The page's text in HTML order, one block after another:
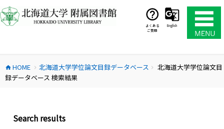
ン
テ
ス
キ
よくある
ご質問
English
home HOME chevron_right 北海道大学学位論文目録データベース chevron_right
北海道大学学位論文目
録データベース 検索結果
Search results